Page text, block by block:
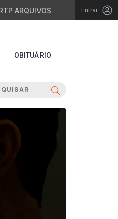
ARQUIVOS Entrar
OBITUÁRIO